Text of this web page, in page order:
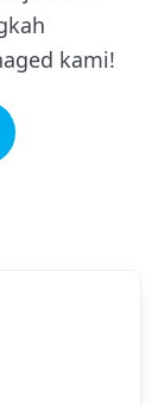
kami!